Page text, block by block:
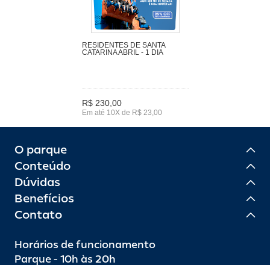
RESIDENTES DE SANTA
CATARINA ABRIL - 1 DIA
R$ 230,00
Em até 10X de R$ 23,00
O parque
Conteúdo
Dúvidas
Benefícios
Contato
Horários de funcionamento
Parque - 10h às 20h